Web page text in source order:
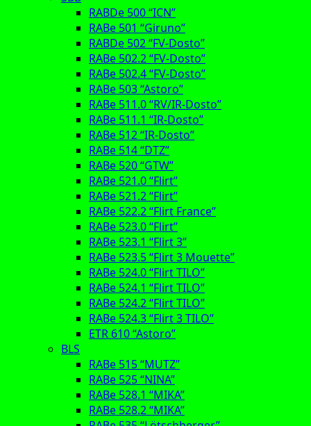
RABDe 500 “ICN”
RABe 501 “Giruno”
RABDe 502 “FV-Dosto”
RABe 502.2 “FV-Dosto”
RABe 502.4 “FV-Dosto”
RABe 503 “Astoro”
RABe 511.0 “RV/IR-Dosto”
RABe 511.1 “IR-Dosto”
RABe 512 “IR-Dosto”
RABe 514 “DTZ”
RABe 520 “GTW”
RABe 521.0 “Flirt”
RABe 521.2 “Flirt”
RABe 522.2 “Flirt France”
RABe 523.0 “Flirt”
RABe 523.1 “Flirt 3”
RABe 523.5 “Flirt 3 Mouette”
RABe 524.0 “Flirt TILO”
RABe 524.1 “Flirt TILO”
RABe 524.2 “Flirt TILO”
RABe 524.3 “Flirt 3 TILO”
ETR 610 “Astoro”
BLS
RABe 515 “MUTZ”
RABe 525 “NINA”
RABe 528.1 “MIKA”
RABe 528.2 “MIKA”